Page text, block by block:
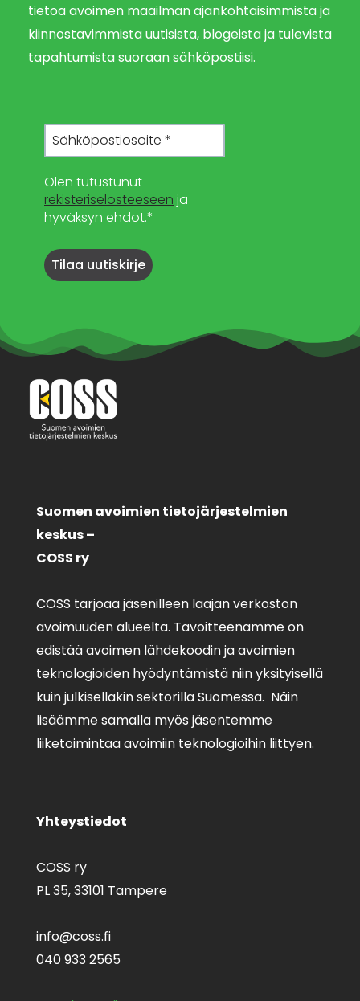
tietoa avoimen maailman ajankohtaisimmista ja
kiinnostavimmista uutisista, blogeista ja tulevista
tapahtumista suoraan sähköpostiisi.
Olen tutustunut
rekisteriselosteeseen ja
hyväksyn ehdot.*
Suomen avoimien tietojärjestelmien
keskus –
COSS ry
COSS tarjoaa jäsenilleen laajan verkoston
avoimuuden alueelta. Tavoitteenamme on
edistää avoimen lähdekoodin ja avoimien
teknologioiden hyödyntämistä niin yksityisellä
kuin julkisellakin sektorilla Suomessa. Näin
lisäämme samalla myös jäsentemme
liiketoimintaa avoimiin teknologioihin liittyen.
Yhteystiedot
COSS ry
PL 35,33101 Tampere
info@coss.fi
040 933 2565